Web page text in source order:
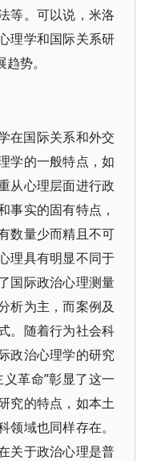
等。可以说，米洛
理学和国际关系研
势。
在国际关系和外交
学的一般特点，如
从心理层面进行政
事实的固有特点，
数量少而精且不可
理具有明显不同于
国际政治心理测量
析为主，而案例及
。随着行为社会科
政治心理学的研究
革命”彰显了这一
究的特点，如本土
域也同样存在。
关于政治心理是普